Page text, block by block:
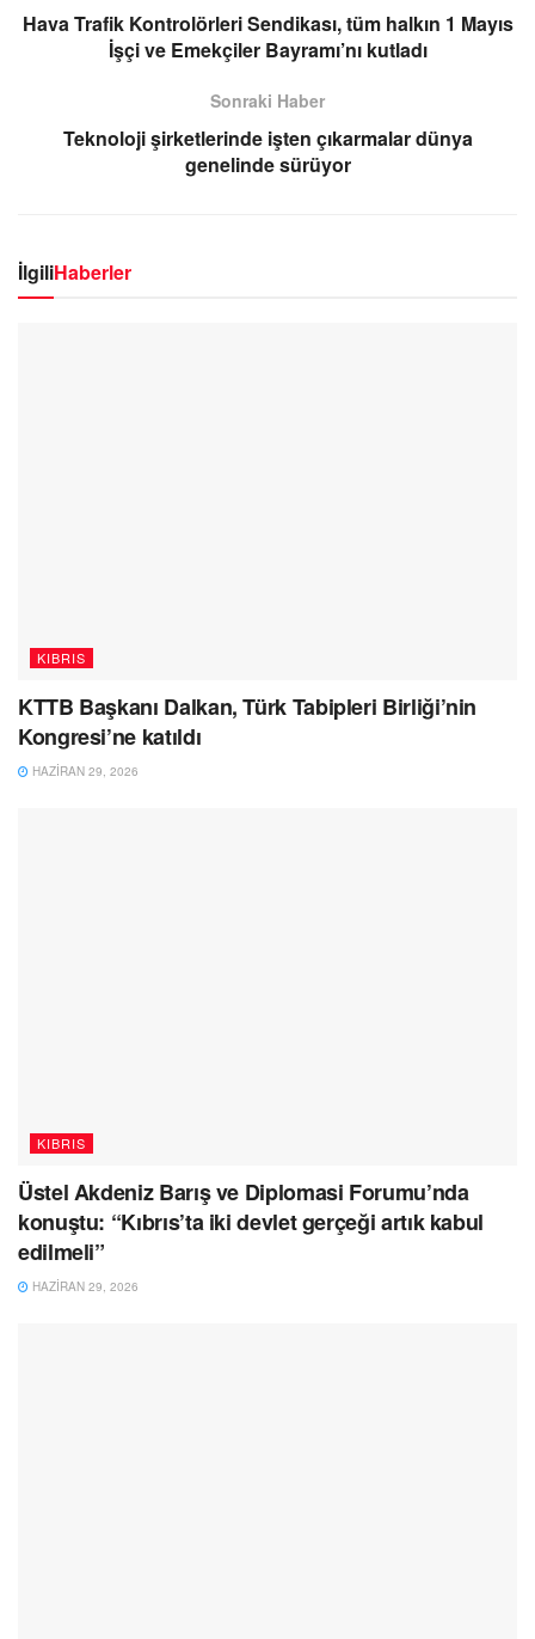
Hava Trafik Kontrolörleri Sendikası, tüm halkın 1 Mayıs
İşçi ve Emekçiler Bayramı’nı kutladı
Sonraki Haber
Teknoloji şirketlerinde işten çıkarmalar dünya
genelinde sürüyor
İlgiliHaberler
KIBRIS
KTTB Başkanı Dalkan, Türk Tabipleri Birliği’nin
Kongresi’ne katıldı
HAZIRAN 29, 2026
KIBRIS
Üstel Akdeniz Barış ve Diplomasi Forumu’nda
konuştu: “Kıbrıs’ta iki devlet gerçeği artık kabul
edilmeli”
HAZIRAN 29, 2026